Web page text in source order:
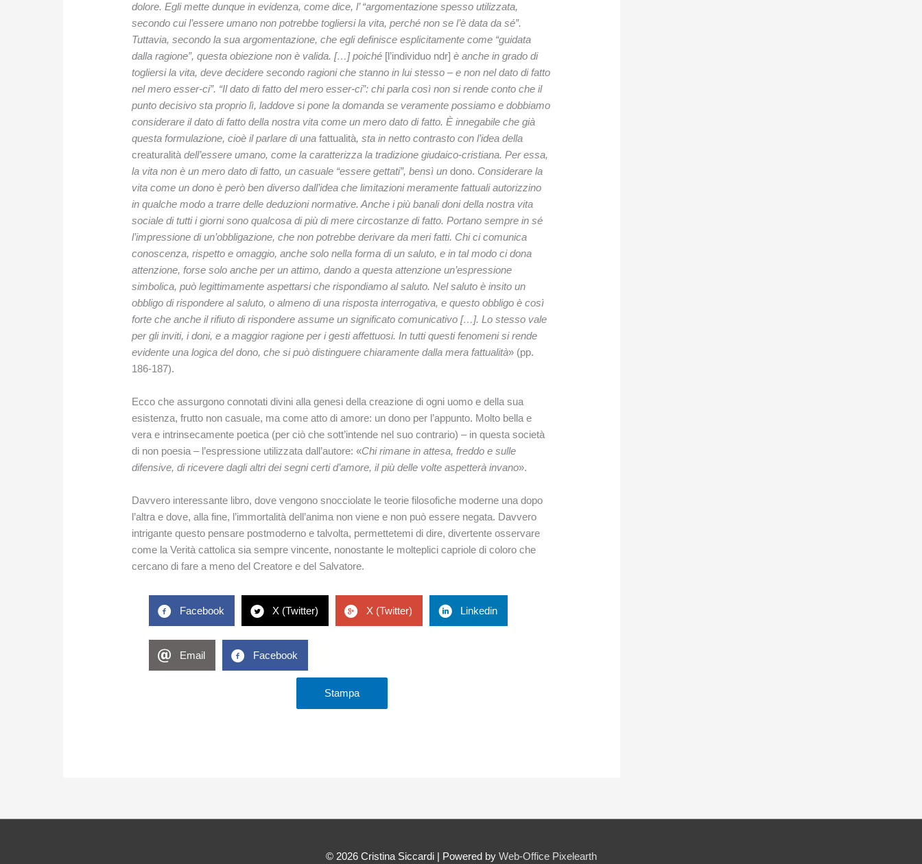
dolore. Egli mette dunque in evidenza, come dice, l’ “argomentazione spesso utilizzata,
secondo cui l’essere umano non potrebbe togliersi la vita, perché non se l’è data da sé”.
Tuttavia, secondo la sua argomentazione, che egli definisce esplicitamente come “guidata
dalla ragione”, questa obiezione non è valida. […] poiché [l’individuo ndr]è anche in grado di
togliersi la vita, deve decidere secondo ragioni che stanno in lui stesso – e non nel dato di fatto
nel mero esser-ci”. “Il dato di fatto del mero esser-ci”: chi parla così non si rende conto che il
punto decisivo sta proprio lì, laddove si pone la domanda se veramente possiamo e dobbiamo
considerare il dato di fatto della nostra vita come un mero dato di fatto. È innegabile che già
questa formulazione, cioè il parlare di una fattualità, sta in netto contrasto con l’idea della
creaturalitàdell’essere umano, come la caratterizza la tradizione giudaico-cristiana. Per essa,
la vita non è un mero dato di fatto, un casuale “essere gettati”, bensì un dono. Considerare la
vita come un dono è però ben diverso dall’idea che limitazioni meramente fattuali autorizzino
in qualche modo a trarre delle deduzioni normative. Anche i più banali doni della nostra vita
sociale di tutti i giorni sono qualcosa di più di mere circostanze di fatto. Portano sempre in sé
l’impressione di un’obbligazione, che non potrebbe derivare da meri fatti. Chi ci comunica
conoscenza, rispetto e omaggio, anche solo nella forma di un saluto, e in tal modo ci dona
attenzione, forse solo anche per un attimo, dando a questa attenzione un’espressione
simbolica, può legittimamente aspettarsi che rispondiamo al saluto. Nel saluto è insito un
obbligo di rispondere al saluto, o almeno di una risposta interrogativa, e questo obbligo è così
forte che anche il rifiuto di rispondere assume un significato comunicativo […]. Lo stesso vale
per gli inviti, i doni, e a maggior ragione per i gesti affettuosi. In tutti questi fenomeni si rende
evidente una logica del dono, che si può distinguere chiaramente dalla mera fattualità» (pp.
186-187).
Ecco che assurgono connotati divini alla genesi della creazione di ogni uomo e della sua
esistenza, frutto non casuale, ma come atto di amore: un dono per l’appunto. Molto bella e
vera e intrinsecamente poetica (per ciò che sott’intende nel suo contrario) – in questa società
di non poesia – l’espressione utilizzata dall’autore: «Chi rimane in attesa, freddo e sulle
difensive, di ricevere dagli altri dei segni certi d’amore, il più delle volte aspetterà invano».
Davvero interessante libro, dove vengono snocciolate le teorie filosofiche moderne una dopo
l’altra e dove, alla fine, l’immortalità dell’anima non viene e non può essere negata. Davvero
intrigante questo pensare postmoderno e talvolta, permettetemi di dire, divertente osservare
come la Verità cattolica sia sempre vincente, nonostante le molteplici capriole di coloro che
cercano di fare a meno del Creatore e del Salvatore.
Facebook X (Twitter) X (Twitter) Linkedin
Email Facebook
Stampa
© 2026 Cristina Siccardi| Powered by Web-Office Pixelearth